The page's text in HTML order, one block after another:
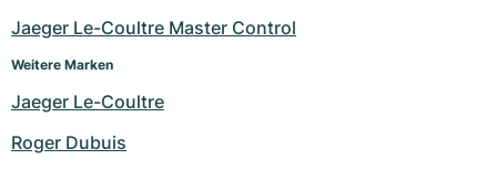
Jaeger Le-Coultre Master Control
Weitere Marken
Jaeger Le-Coultre
Roger Dubuis